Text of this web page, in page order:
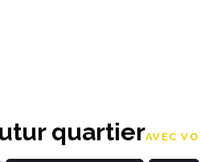
quartierAVEC